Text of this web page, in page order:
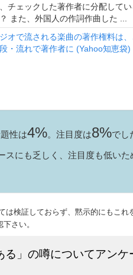
チェックした著作者に分配して
また、外国人の作詞作曲した ...
オで流される楽曲の著作権料は、
・流れで著作者に (Yahoo知恵袋)
性は4%。注目度は8%でし
スにも乏しく、注目度も低いた
検証しておらず、黙示的にもこれ
さい。
」の噂についてアンケ